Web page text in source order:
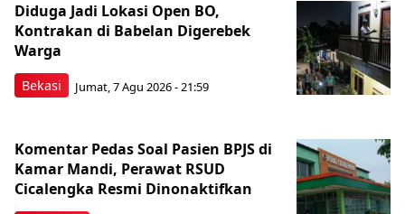
Bekasi
Diduga Jadi Lokasi Open BO,
Kontrakan di Babelan Digerebek
Warga
Jumat, 7 Agu 2026 - 21:59
Komentar Pedas Soal Pasien BPJS di
Kamar Mandi, Perawat RSUD
Cicalengka Resmi Dinonaktifkan